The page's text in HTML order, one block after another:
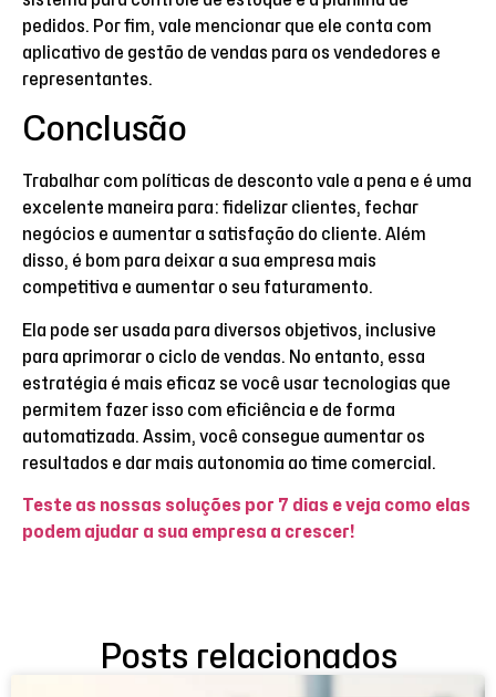
pedidos. Por fim, vale mencionar que ele conta com
aplicativo de gestão de vendas para os vendedores e
representantes.
Conclusão
Trabalhar com políticas de desconto vale a pena e é uma
excelente maneira para: fidelizar clientes, fechar
negócios e aumentar a satisfação do cliente. Além
disso, é bom para deixar a sua empresa mais
competitiva e aumentar o seu faturamento.
Ela pode ser usada para diversos objetivos, inclusive
para aprimorar o ciclo de vendas. No entanto, essa
estratégia é mais eficaz se você usar tecnologias que
permitem fazer isso com eficiência e de forma
automatizada. Assim, você consegue aumentar os
resultados e dar mais autonomia ao time comercial.
Teste as nossas soluções por 7 dias e veja como elas
podem ajudar a sua empresa a crescer!
Posts relacionados